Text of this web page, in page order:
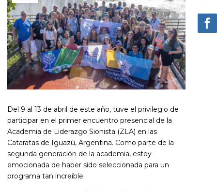
Del 9 al 13 de abril de este año, tuve el privilegio de
participar en el primer encuentro presencial de la
Academia de Liderazgo Sionista (ZLA) en las
Cataratas de Iguazú, Argentina. Como parte de la
segunda generación de la academia, estoy
emocionada de haber sido seleccionada para un
programa tan increíble.